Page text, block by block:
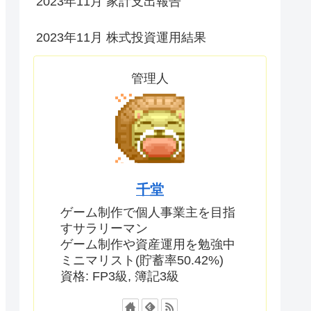
2023年11月 株式投資運用結果
管理人
千堂
ゲーム制作で個人事業主を目指
すサラリーマン
ゲーム制作や資産運用を勉強中
ミニマリスト(貯蓄率50.42%)
資格: FP3級, 簿記3級